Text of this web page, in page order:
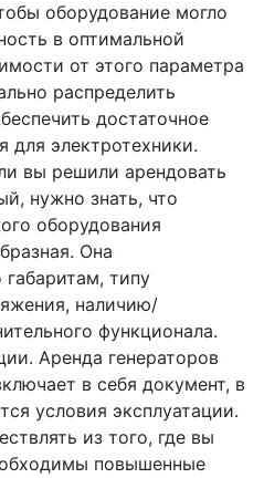
оборудование могло
в оптимальной
от этого параметра
распределить
достаточное
для электротехники.
вы решили арендовать
нужно знать, что
оборудования
Она
типу
наличию/
функционала.
Аренда генераторов
в себя документ, в
условия эксплуатации.
из того, где вы
повышенные